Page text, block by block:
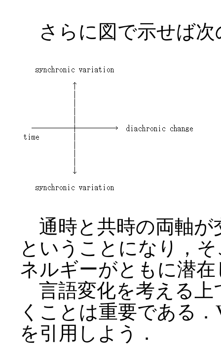
さらに図で示せば次
通時と共時の両軸が
ということになり，そ
ネルギーがともに潜
言語変化を考える上
くことは重要である
を引用しよう．